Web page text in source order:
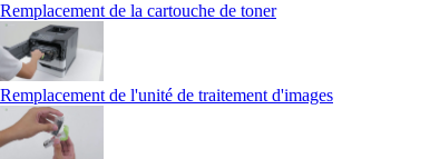
Remplacement de la cartouche de toner
Remplacement de l'unité de traitement d'images